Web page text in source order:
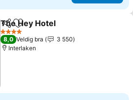
Del Legg til i favoritter
The Hey Hotel
4 Stjerner
8,0 Veldig bra
3 550
Interlaken